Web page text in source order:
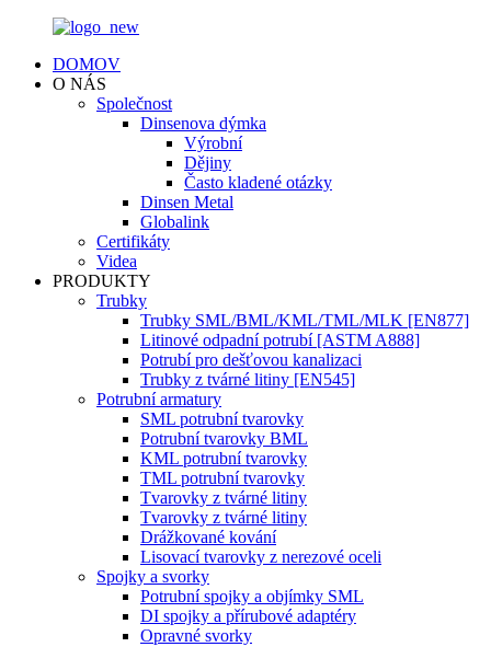
DOMOV
O NÁS
Společnost
Dinsenova dýmka
Výrobní
Dějiny
Často kladené otázky
Dinsen Metal
Globalink
Certifikáty
Videa
PRODUKTY
Trubky
Trubky SML/BML/KML/TML/MLK [EN877]
Litinové odpadní potrubí [ASTM A888]
Potrubí pro dešťovou kanalizaci
Trubky z tvárné litiny [EN545]
Potrubní armatury
SML potrubní tvarovky
Potrubní tvarovky BML
KML potrubní tvarovky
TML potrubní tvarovky
Tvarovky z tvárné litiny
Tvarovky z tvárné litiny
Drážkované kování
Lisovací tvarovky z nerezové oceli
Spojky a svorky
Potrubní spojky a objímky SML
DI spojky a přírubové adaptéry
Opravné svorky